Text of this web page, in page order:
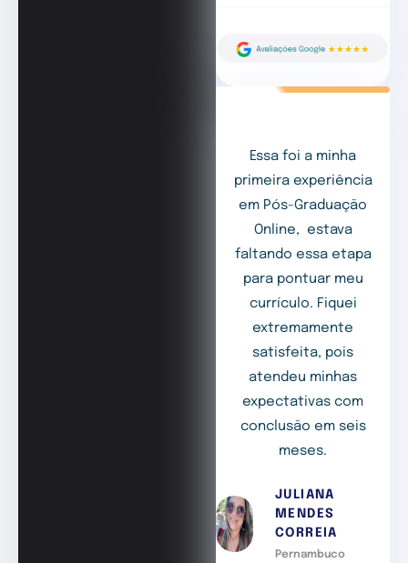
Essa foi a minha
primeira experiência
em Pós-Graduação
Online, estava
faltando essa etapa
para pontuar meu
currículo. Fiquei
extremamente
satisfeita, pois
atendeu minhas
expectativas com
conclusão em seis
meses.
JULIANA
MENDES
CORREIA
Pernambuco